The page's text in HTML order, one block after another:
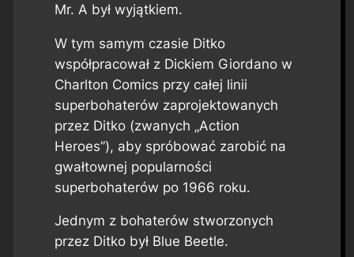
Mr. A był wyjątkiem.
W tym samym czasie Ditko
współpracował z Dickiem Giordano w
Charlton Comics przy całej linii
superbohaterów zaprojektowanych
przez Ditko (zwanych „Action
Heroes”), aby spróbować zarobić na
gwałtownej popularności
superbohaterów po 1966 roku.
Jednym z bohaterów stworzonych
przez Ditko był Blue Beetle.